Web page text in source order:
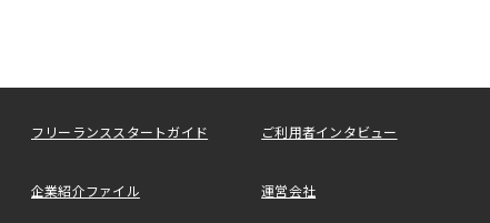
フリーランススタートガイド ご利用者インタビュー
企業紹介ファイル 運営会社